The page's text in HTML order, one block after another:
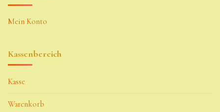
Mein Konto
Kassenbereich
Kasse
Warenkorb